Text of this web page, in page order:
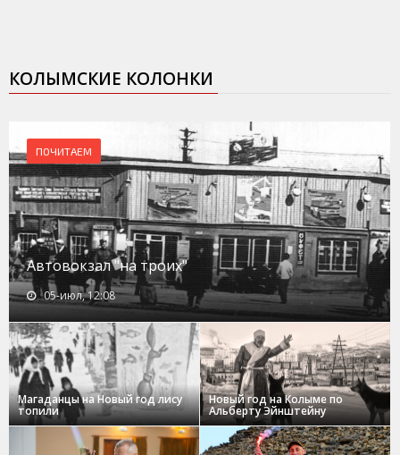
КОЛЫМСКИЕ КОЛОНКИ
ПОЧИТАЕМ
Автовокзал "на троих"
05-июл, 12:08
Магаданцы на Новый год лису
топили
Новый год на Колыме по
Альберту Эйнштейну